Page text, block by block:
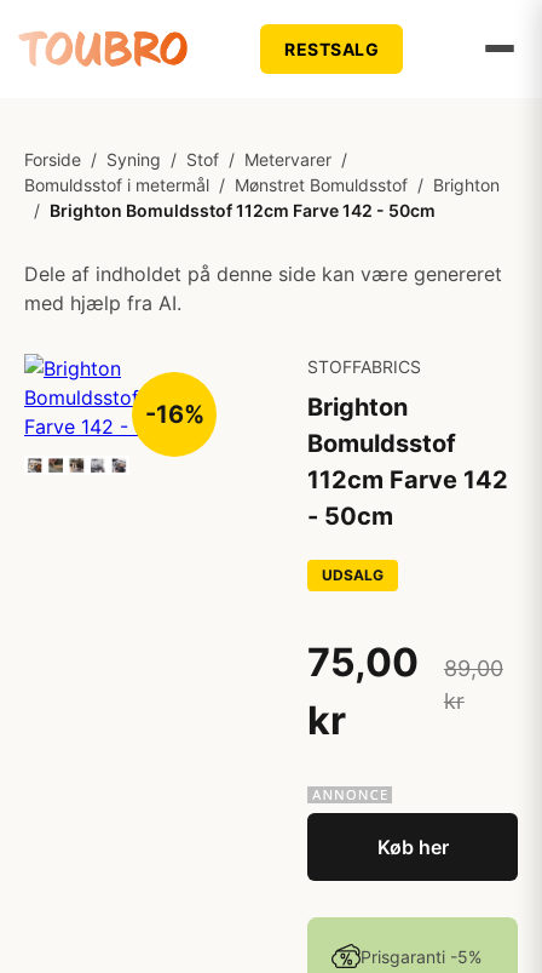
RESTSALG
Forside / Syning / Stof / Metervarer /
Bomuldsstof i metermål / Mønstret Bomuldsstof / Brighton
/ Brighton Bomuldsstof 112cm Farve 142 - 50cm
Dele af indholdet på denne side kan være genereret
med hjælp fra AI.
-16%
STOFFABRICS
Brighton
Bomuldsstof
112cm Farve 142
- 50cm
UDSALG
75,00
kr
89,00
kr
Køb her
Prisgaranti -5%